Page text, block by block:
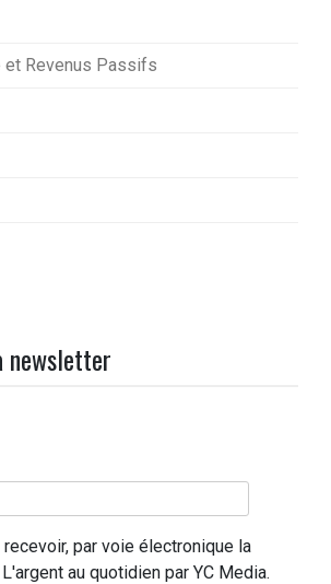
et Revenus Passifs
newsletter
par voie électronique la
au quotidien par YC Media.